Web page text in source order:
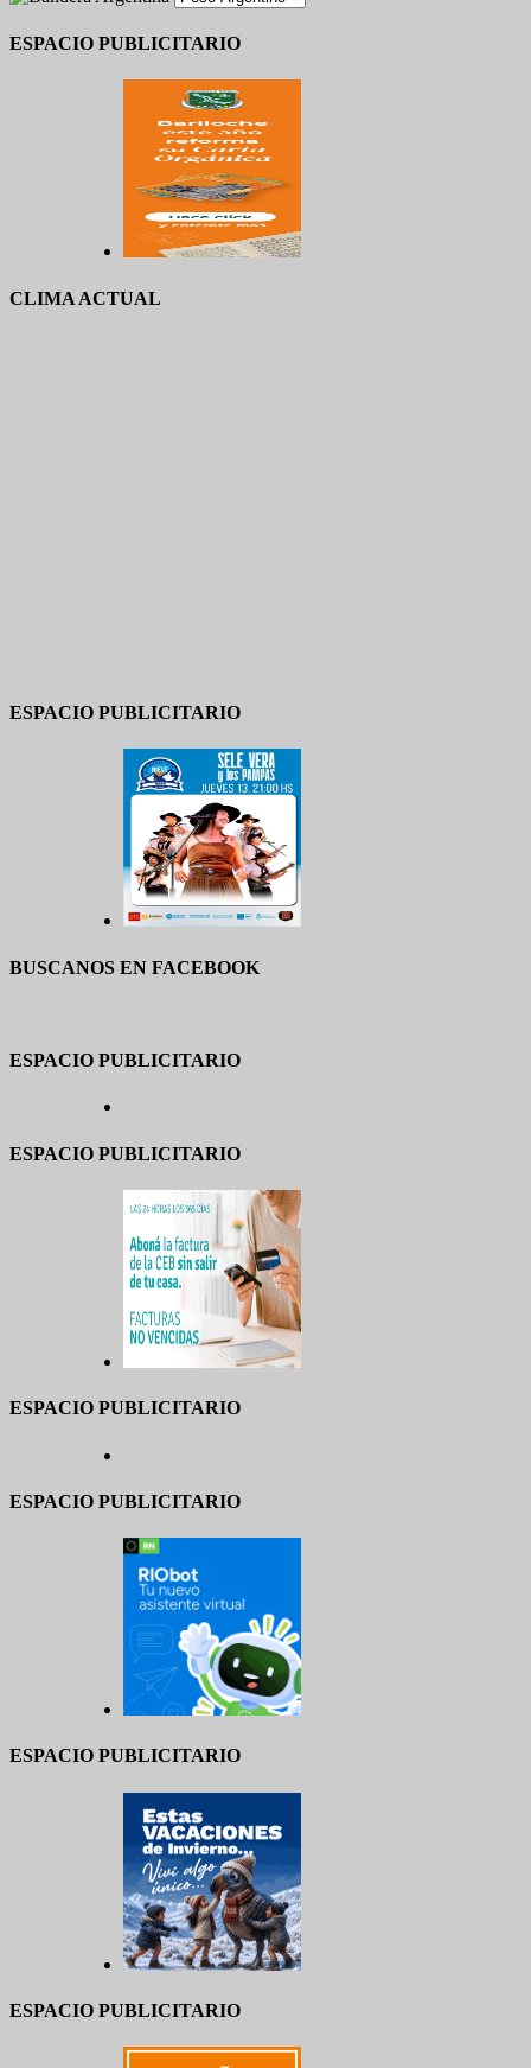
ESPACIO PUBLICITARIO
CLIMA ACTUAL
ESPACIO PUBLICITARIO
BUSCANOS EN FACEBOOK
ESPACIO PUBLICITARIO
ESPACIO PUBLICITARIO
ESPACIO PUBLICITARIO
ESPACIO PUBLICITARIO
ESPACIO PUBLICITARIO
ESPACIO PUBLICITARIO